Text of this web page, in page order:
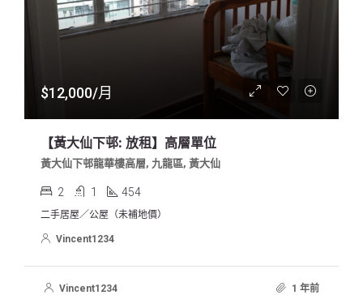
$12,000/月
【黃大仙下邨: 放租】高層單位
黃大仙下邨龍華樓高層, 九龍區, 黃大仙
2 1 454
二手居屋／公屋（未補地價）
Vincent1234
Vincent1234 1 年前